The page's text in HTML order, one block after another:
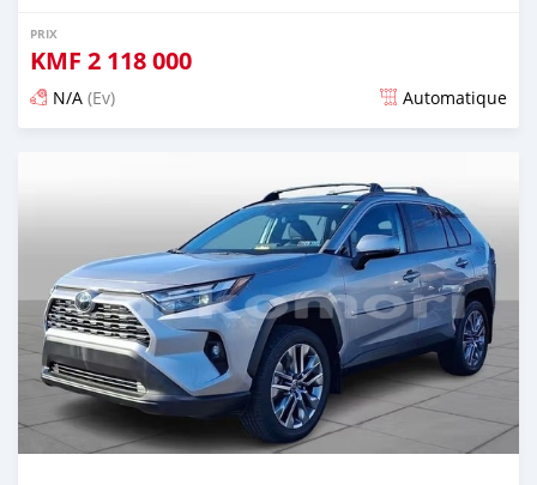
PRIX
KMF 2 118 000
N/A (Ev) Automatique